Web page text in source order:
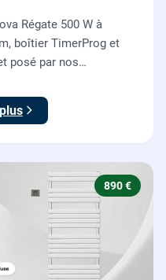
Régate 500 W à
boîtier TimerProg et
posé par nos
890 €